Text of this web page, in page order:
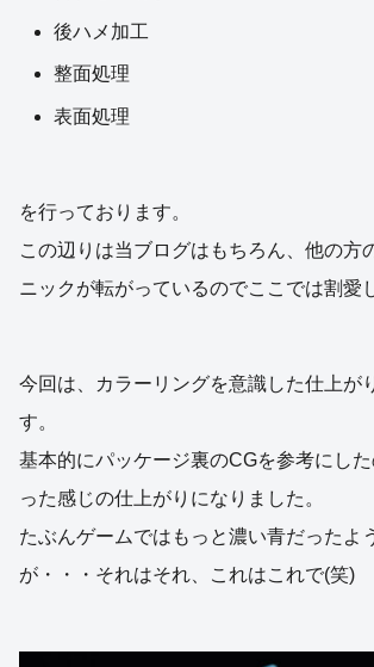
後ハメ加工
整面処理
表面処理
を行っております。
この辺りは当ブログはもちろん、他の方
ニックが転がっているのでここでは割愛
今回は、カラーリングを意識した仕上が
す。
基本的にパッケージ裏のCGを参考にし
った感じの仕上がりになりました。
たぶんゲームではもっと濃い青だったよ
が・・・それはそれ、これはこれで(笑)